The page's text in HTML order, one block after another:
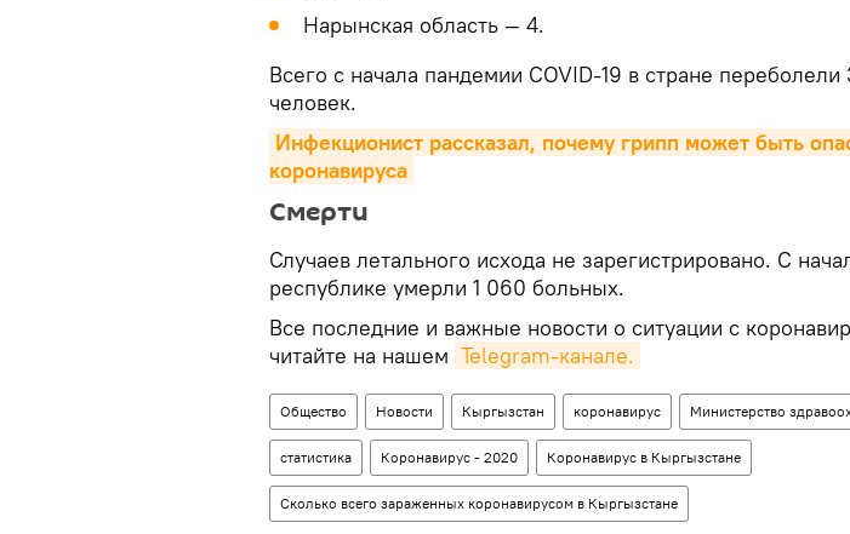
Нарынская область — 4.
Всего с начала пандемии COVID-19 в стране переболели
человек.
Инфекционист рассказал, почему грипп может быть
коронавируса
Смерти
Случаев летального исхода не зарегистрировано. С
республике умерли 1 060 больных.
Все последние и важные новости о ситуации с
читайте на нашем Telegram-канале.
Общество Новости Кыргызстан коронавирус Министерство
статистика Коронавирус - 2020 Коронавирус в Кыргызстане
Сколько всего зараженных коронавирусом в Кыргызстане